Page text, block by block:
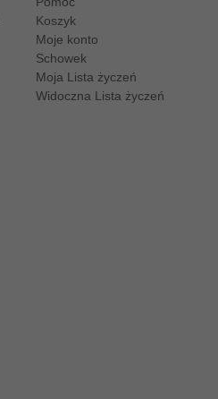
Koszyk
Moje konto
Schowek
Moja Lista życzeń
Widoczna Lista życzeń